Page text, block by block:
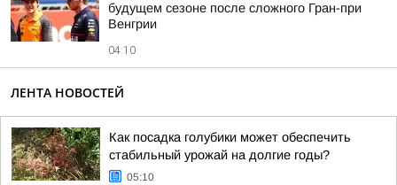
будущем сезоне после сложного Гран-при
Венгрии
04:10
ЛЕНТА НОВОСТЕЙ
Как посадка голубики может обеспечить
стабильный урожай на долгие годы?
05:10